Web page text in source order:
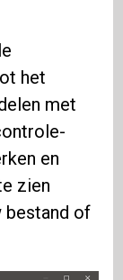
het
met
en
zien
bestand of